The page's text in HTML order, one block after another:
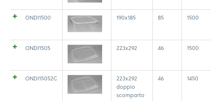
ONDI1500 190x185 85 1500
ONDI1505 223x292 46 1500
ONDI15052C
223x292
doppio
scomparto
46 1450